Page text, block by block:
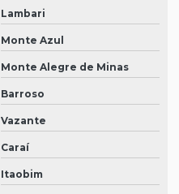
Lambari
Monte Azul
Monte Alegre de Minas
Barroso
Vazante
Caraí
Itaobim